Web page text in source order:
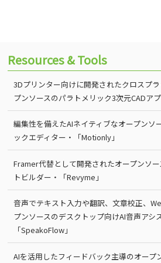
Resources & Tools
3Dプリンター向けに開発されたクロスプ
プンソースのパラトメリック3次元CADア
編集性を備えたAIネイティブなオープンソ
ックエディター・「Motionly」
Framer代替として開発されたオープンソ
トビルダー・「Revyme」
音声でテキスト入力や翻訳、文章校正、
プンソースのデスクトップ向けAI音声アシ
「SpeakoFlow」
AIを活用したフィードバック主導のオープ